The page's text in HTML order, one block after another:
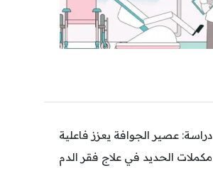
دراسة: عصير الجوافة يعزز فاعلية
مكملات الحديد في علاج فقر الدم